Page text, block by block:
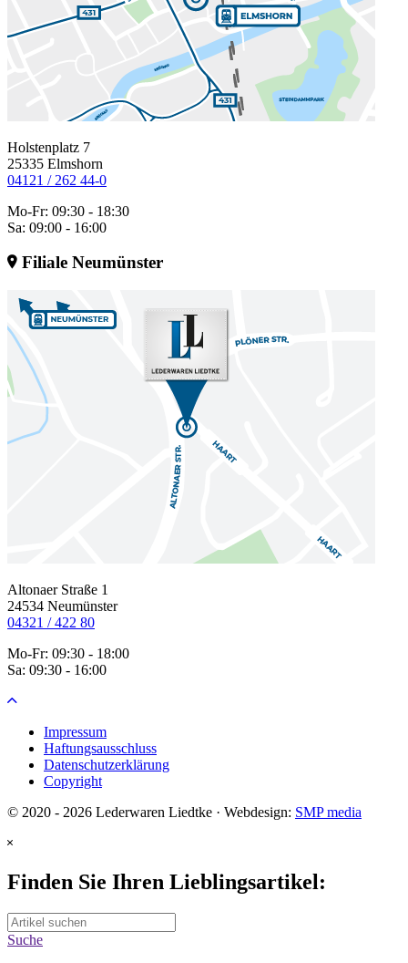
Holstenplatz 7
25335 Elmshorn
04121 / 262 44-0
Mo-Fr: 09:30 - 18:30
Sa: 09:00 - 16:00
Filiale Neumünster
Altonaer Straße 1
24534 Neumünster
04321 / 422 80
Mo-Fr: 09:30 - 18:00
Sa: 09:30 - 16:00
Impressum
Haftungsausschluss
Datenschutzerklärung
Copyright
© 2020 - 2026 Lederwaren Liedtke · Webdesign: SMP media
Finden Sie Ihren Lieblingsartikel:
Suche